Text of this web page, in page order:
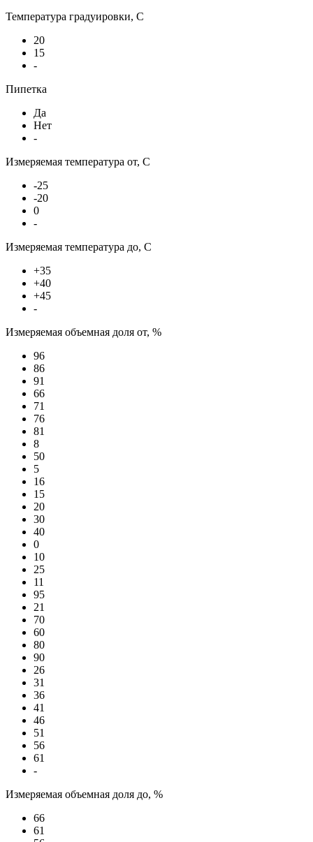
Температура градуировки, С
20
15
-
Пипетка
Да
Нет
-
Измеряемая температура от, С
-25
-20
0
-
Измеряемая температура до, С
+35
+40
+45
-
Измеряемая объемная доля от, %
96
86
91
66
71
76
81
8
50
5
16
15
20
30
40
0
10
25
11
95
21
70
60
80
90
26
31
36
41
46
51
56
61
-
Измеряемая объемная доля до, %
66
61